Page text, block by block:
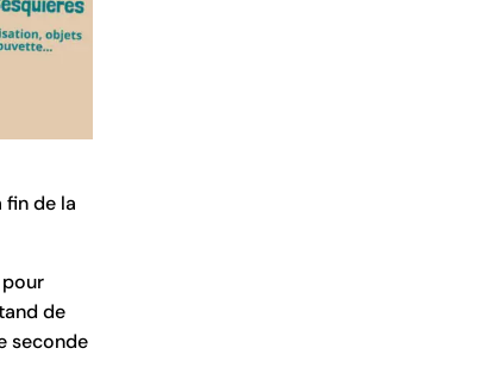
fin de la
pour
de
seconde